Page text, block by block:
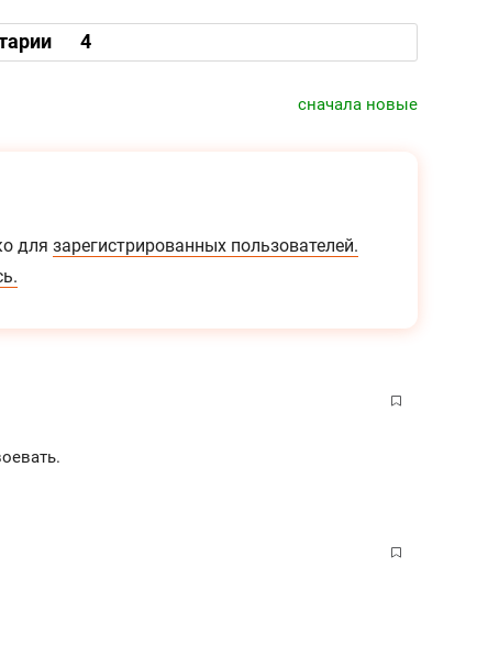
4
сначала новые
для зарегистрированных пользователей.